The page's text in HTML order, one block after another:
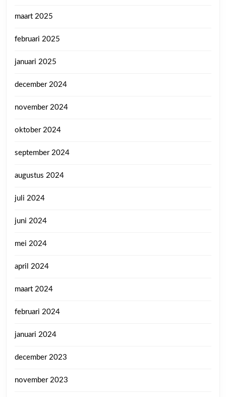
maart 2025
februari 2025
januari 2025
december 2024
november 2024
oktober 2024
september 2024
augustus 2024
juli 2024
juni 2024
mei 2024
april 2024
maart 2024
februari 2024
januari 2024
december 2023
november 2023